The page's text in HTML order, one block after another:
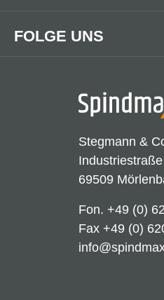
Stegmann &
69509
Fon. +49 (0)
Fax +49 (0)
FOLGE UNS